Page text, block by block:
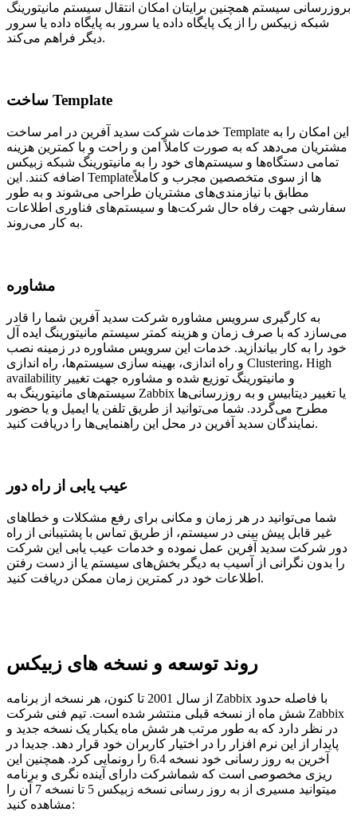
بروزرسانی سیستم همچنین برایتان امکان انتقال سیستم مانیتورینگ
شبکه زبیکس را از یک پایگاه داده یا سرور به پایگاه داده یا سرور
دیگر فراهم می‌کند.
ساخت Template
خدمات شرکت سدید آفرین در امر ساخت Template این امکان را به
مشتریان می‌دهد که به صورت کاملاً امن و راحت و با کمترین هزینه
تمامی دستگاه‌ها و سیستم‌های خود را به مانیتورینگ شبکه زبیکس
اضافه کنند. این Templateها از سوی متخصصین مجرب و کاملاً
مطابق با نیازمندی‌های مشتریان طراحی می‌شوند و به طور
سفارشی جهت رفاه حال شرکت‌ها و سیستم‌های فناوری اطلاعات
به کار می‌روند.
مشاوره
به کارگیری سرویس مشاوره شرکت سدید آفرین شما را قادر
می‌سازد که با صرف زمان و هزینه کمتر سیستم مانیتورینگ ایده آل
خود را به کار بیاندازید. خدمات این سرویس مشاوره در زمینه نصب
و راه اندازی، بهینه سازی سیستم‌ها، راه اندازی Clustering، High
availability و مانیتورینگ توزیع شده و مشاوره جهت تغییر
سیستم‌های مانیتورینگ به Zabbix یا تغییر دیتابیس و به روزرسانی‌ها
مطرح می‌گردد. شما می‌توانید از طریق تلفن یا ایمیل و یا حضور
نمایندگان سدید آفرین در محل این راهنمایی‌ها را دریافت کنید.
عیب یابی از راه دور
شما می‌توانید در هر زمان و مکانی برای رفع مشکلات و خطاهای
غیر قابل پیش بینی در سیستم، از طریق تماس با پشتیبانی از راه
دور شرکت سدید آفرین عمل نموده و خدمات عیب یابی این شرکت
را بدون نگرانی از آسیب به دیگر بخش‌های سیستم یا از دست رفتن
اطلاعات خود در کمترین زمان ممکن دریافت کنید.
روند توسعه و نسخه های زبیکس
از سال 2001 تا کنون، هر نسخه از برنامه Zabbix با فاصله حدود
شش ماه از نسخه قبلی منتشر شده است. تیم فنی شرکت Zabbix
در نظر دارد که به طور مرتب هر شش ماه یکبار یک نسخه جدید و
پایدار از این نرم افزار را در اختیار کاربران خود قرار دهد. جدیدا در
آخرین به روز رسانی خود نسخه 6.4 را رونمایی کرد. همچنین این
شرکت دارای آینده نگری و برنامه‌‎ریزی مخصوصی است که شما
میتوانید مسیری از به روز رسانی نسخه زبیکس 5 تا نسخه 7 آن را
مشاهده کنید: